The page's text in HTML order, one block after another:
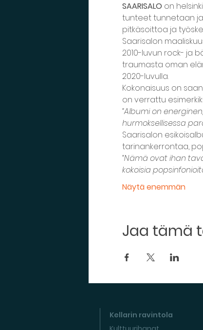
SAARISALO on
tunteet tunnetaan
pitkäsoittoa ja
Saarisalon
2010-luvun rock- ja
traumasta oman
2020-luvulla.
Kokonaisuus on
on verrattu
“Albumi on
hurmoksellisessa
Saarisalon
tarinankerrontaa,
“Nämä ovat ihan
kokoisia
Näytä enemmän
Jaa tämä
Kellarin ravintola